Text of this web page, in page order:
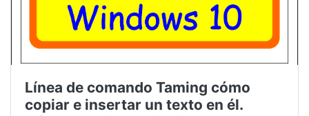
Línea de comando Taming cómo
copiar e insertar un texto en él.